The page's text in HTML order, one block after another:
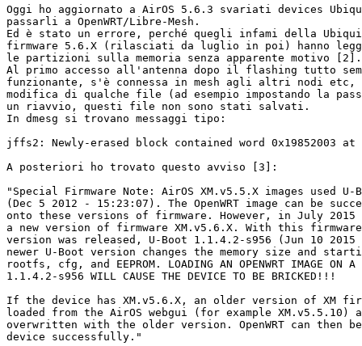
Oggi ho aggiornato a AirOS 5.6.3 svariati devices
passarli a OpenWRT/Libre-Mesh.
Ed è stato un errore, perché quegli infami della
firmware 5.6.X (rilasciati da luglio in poi) hanno
le partizioni sulla memoria senza apparente motivo [2].
Al primo accesso all'antenna dopo il flashing tutto
funzionante, s'è connessa in mesh agli altri nodi etc,
modifica di qualche file (ad esempio impostando la
un riavvio, questi file non sono stati salvati.
In dmesg si trovano messaggi tipo:
jffs2: Newly-erased block contained word 0x19852003 at
A posteriori ho trovato questo avviso [3]:
"Special Firmware Note: AirOS XM.v5.5.X images used
(Dec 5 2012 - 15:23:07). The OpenWRT image can be
onto these versions of firmware. However, in July
a new version of firmware XM.v5.6.X. With this firmware
version was released, U-Boot 1.1.4.2-s956 (Jun 10
newer U-Boot version changes the memory size and
rootfs, cfg, and EEPROM. LOADING AN OPENWRT IMAGE ON
1.1.4.2-s956 WILL CAUSE THE DEVICE TO BE BRICKED!!!
If the device has XM.v5.6.X, an older version of XM
loaded from the AirOS webgui (for example XM.v5.5.10)
overwritten with the older version. OpenWRT can then
device successfully."